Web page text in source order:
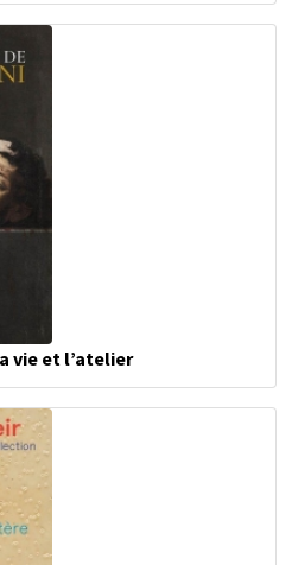
vie et l’atelier